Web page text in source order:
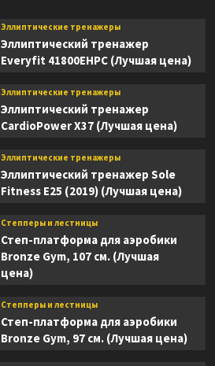
Эллиптические тренажеры
Эллиптический тренажер
Everyfit 41800EHPC (Лучшая цена)
Эллиптические тренажеры
Эллиптический тренажер
CardioPower X37 (Лучшая цена)
Эллиптические тренажеры
Эллиптический тренажер Sole
Fitness E25 (2019) (Лучшая цена)
Степперы и лестницы
Степ-платформа для аэробики
Bronze Gym, 107 см. (Лучшая
цена)
Степперы и лестницы
Степ-платформа для аэробики
Bronze Gym, 97 см. (Лучшая цена)